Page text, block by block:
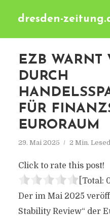
dresden-
EZB WARNT
DURCH
FÜR
EURORAUM
29. Mai 2025 2 Min.
Click to rate this post!
[Total:
Der im Mai 2025
Stability Review“ der